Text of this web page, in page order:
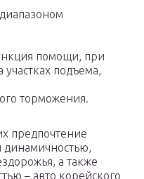
помощи, при
подъема,
торможения.
предпочтение
динамичностью,
а также
– авто корейского